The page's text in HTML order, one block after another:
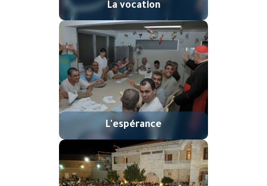
La vocation
L'espérance